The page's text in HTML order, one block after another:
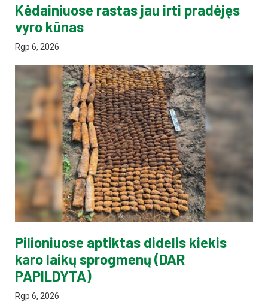
Kėdainiuose rastas jau irti pradėjęs
vyro kūnas
Rgp 6, 2026
Pilioniuose aptiktas didelis kiekis
karo laikų sprogmenų (DAR
PAPILDYTA)
Rgp 6, 2026